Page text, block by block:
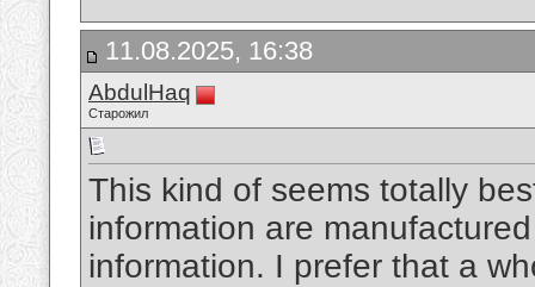
11.08.2025, 16:38
AbdulHaq
Старожил
This kind of seems totally
information are
information. I prefer that a